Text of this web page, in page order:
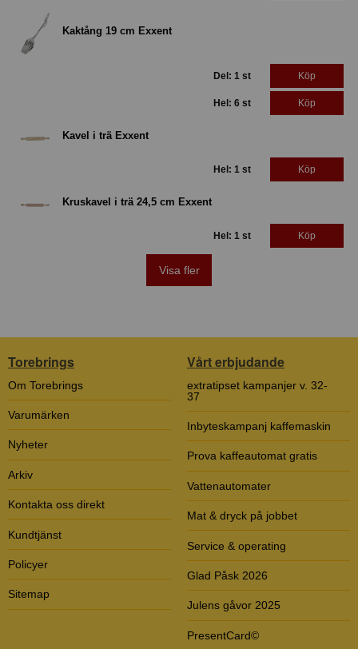
Kaktång 19 cm Exxent
Del: 1 st Köp
Hel: 6 st Köp
Kavel i trä Exxent
Hel: 1 st Köp
Kruskavel i trä 24,5 cm Exxent
Hel: 1 st Köp
Visa fler
Torebrings
Om Torebrings
Varumärken
Nyheter
Arkiv
Kontakta oss direkt
Kundtjänst
Policyer
Sitemap
Vårt erbjudande
extratipset kampanjer v. 32-
37
Inbyteskampanj kaffemaskin
Prova kaffeautomat gratis
Vattenautomater
Mat & dryck på jobbet
Service & operating
Glad Påsk 2026
Julens gåvor 2025
PresentCard©